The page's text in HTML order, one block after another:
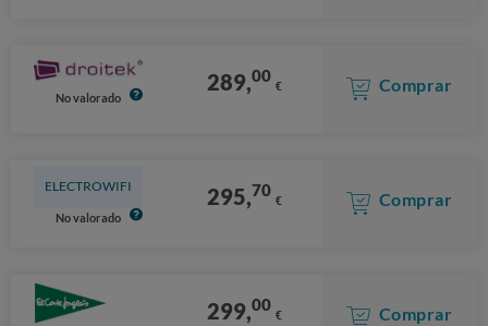
No valorado
289,00 € Comprar
ELECTROWIFI
No valorado
295,70 € Comprar
299,00 € Comprar